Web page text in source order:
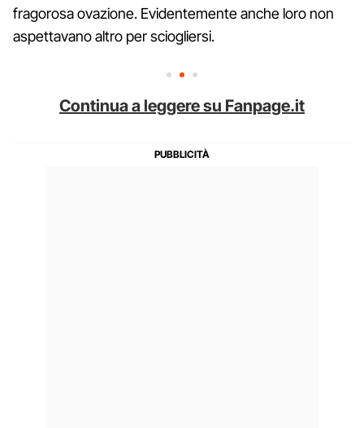
fragorosa ovazione. Evidentemente anche loro non
aspettavano altro per sciogliersi.
Continua a leggere su Fanpage.it